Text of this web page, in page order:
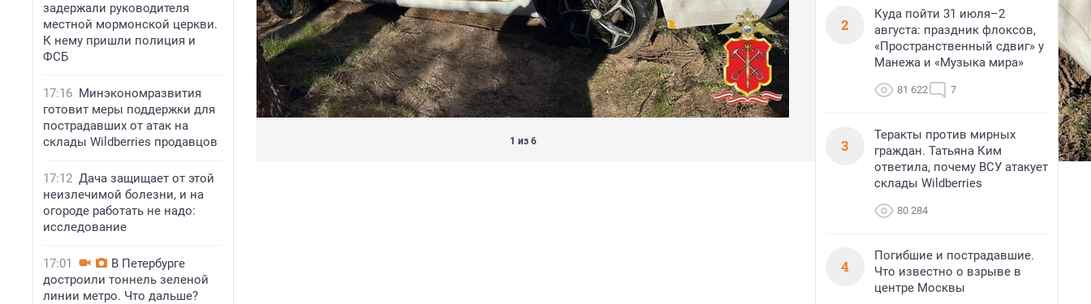
задержали руководителя
местной мормонской церкви.
К нему пришли полиция и
ФСБ
17:16 Минэкономразвития
готовит меры поддержки для
пострадавших от атак на
склады Wildberries продавцов
17:12 Дача защищает от этой
неизлечимой болезни, и на
огороде работать не надо:
исследование
17:01
В Петербурге
достроили тоннель зеленой
линии метро. Что дальше?
1 из 6
2
Куда пойти 31 июля–2
августа: праздник флоксов,
«Пространственный сдвиг» у
Манежа и «Музыка мира»
81 622 7
3
Теракты против мирных
граждан. Татьяна Ким
ответила, почему ВСУ атакует
склады Wildberries
80 284
4
Погибшие и пострадавшие.
Что известно о взрыве в
центре Москвы